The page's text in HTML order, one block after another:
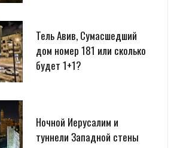
Тель Авив, Сумасшедший
дом номер 181 или сколько
будет 1+1?
Ночной Иерусалим и
туннели Западной стены